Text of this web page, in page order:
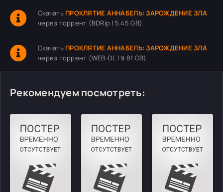
Скачать ПРОКЛЯТИЕ АННАБЕЛЬ: ЗАРОЖДЕНИЕ ЗЛА
через торрент (BDRip | 5.45 GB)
Скачать ПРОКЛЯТИЕ АННАБЕЛЬ: ЗАРОЖДЕНИЕ ЗЛА
через торрент (WEB-DL | 9.81 GB)
Рекомендуем посмотреть: